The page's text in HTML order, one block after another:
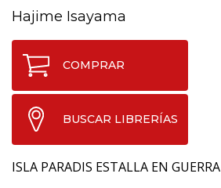
Hajime Isayama
COMPRAR
BUSCAR LIBRERÍAS
ISLA PARADIS ESTALLA EN GUERRA